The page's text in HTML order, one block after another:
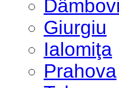
Giurgiu
Ialomiţa
Prahova